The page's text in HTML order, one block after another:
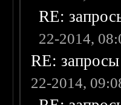
RE:
22-2014,
RE:
22-2014,